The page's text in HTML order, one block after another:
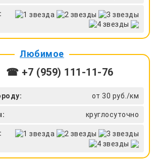
Любимое
☎ +7 (959) 111-11-76
от 30 руб./км
круглосуточно